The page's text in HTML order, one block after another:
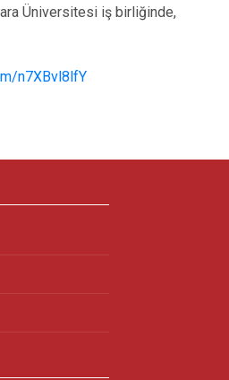
Üniversitesi iş birliğinde,
n7XBvl8lfY